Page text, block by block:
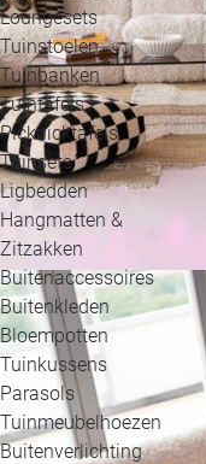
Loungesets
Tuinstoelen
Tuinbanken
Tuintafels
Picknicktafels
Tuinsets
Ligbedden
Hangmatten &
Zitzakken
Buitenaccessoires
Buitenkleden
Bloempotten
Tuinkussens
Parasols
Tuinmeubelhoezen
Buitenverlichting